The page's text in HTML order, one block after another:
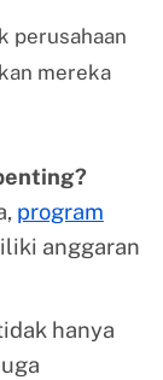
perusahaan
mereka
program
anggaran
hanya